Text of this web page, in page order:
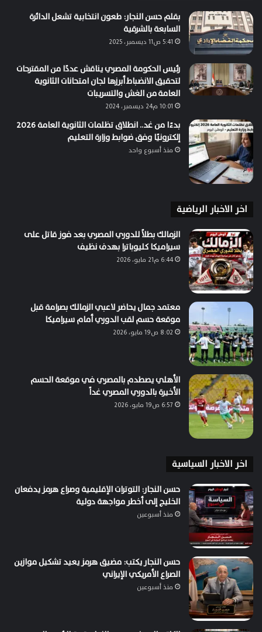
بقلم حسن النجار: طعون انتخابية تشعل الدائرة
السابعة بالشرقية
5:41 ص11 ديسمبر، 2025
رئيس الحكومة المصري يناقش عددًا من المقترحات
لتحقيق الانضباط أبرزها لجان امتحانات الثانوية
العامة من الغش والتسريبات
10:01 م24 ديسمبر، 2024
بدءًا من غد.. انطلاق تظلمات الثانوية العامة 2026
إلكترونيًا وفق ضوابط وزارة التعليم
منذ أسبوع واحد
اخر الاخبار الرياضية
الزمالك بطلاً للدوري المصري بعد فوز قاتل على
سيراميكا كليوباترا بهدف نظيف
6:44 م21 مايو، 2026
معتمد جمال يحاضر لاعبي الزمالك بصرامة قبل
موقعة حسم لقب الدوري أمام سيراميكا
8:02 ص19 مايو، 2026
الأهلي يصطدم بالمصري في موقعة الحسم
الأخيرة بالدوري المصري غداً
6:57 ص19 مايو، 2026
اخر الاخبار السياسية
حسن النجار: التوترات الإقليمية وصراع هرمز يدفعان
الخليج إلى أخطر مواجهة دولية
منذ أسبوعين
حسن النجار يكتب: مضيق هرمز يعيد تشكيل موازين
الصراع الأمريكي الإيراني
منذ أسبوعين